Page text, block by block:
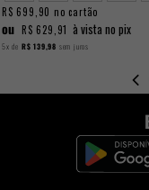
R$ 699,90 no cartão
ou R$ 629,91 à vista no pix
5x de R$ 139,98 sem juros